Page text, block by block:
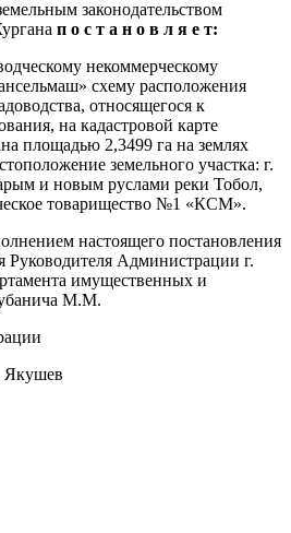
законодательством
п о с т а н о в л я е т:
некоммерческому
схему расположения
относящегося к
на кадастровой карте
площадью 2,3499 га на землях
земельного участка: г.
и новым руслами реки Тобол,
товарищество №1 «КСМ».
настоящего постановления
Руководителя Администрации г.
имущественных и
М.М.
Якушев